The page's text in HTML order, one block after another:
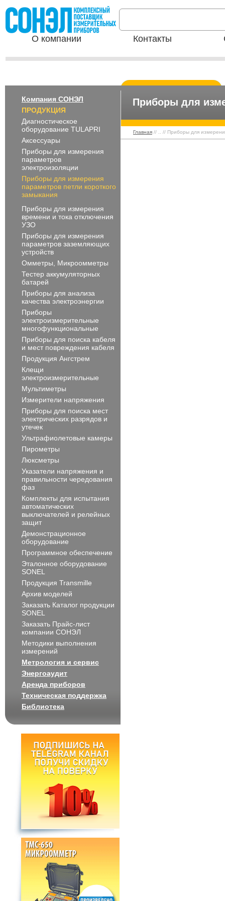
О компании Контакты
Компания СОНЭЛ
ПРОДУКЦИЯ
Диагностическое
оборудование TULAPRI
Аксессуары
Приборы для измерения
параметров
электроизоляции
Приборы для измерения
параметров петли короткого
замыкания
Приборы для измерения
времени и тока отключения
УЗО
Приборы для измерения
параметров заземляющих
устройств
Омметры, Микроомметры
Тестер аккумуляторных
батарей
Приборы для анализа
качества электроэнергии
Приборы
электроизмерительные
многофункциональные
Приборы для поиска кабеля
и мест повреждения кабеля
Продукция Ангстрем
Клещи
электроизмерительные
Мультиметры
Измерители напряжения
Приборы для поиска мест
электрических разрядов и
утечек
Ультрафиолетовые камеры
Пирометры
Люксметры
Указатели напряжения и
правильности чередования
фаз
Комплекты для испытания
автоматических
выключателей и релейных
защит
Демонстрационное
оборудование
Программное обеспечение
Эталонное оборудование
SONEL
Продукция Transmille
Архив моделей
Заказать Каталог продукции
SONEL
Заказать Прайс-лист
компании СОНЭЛ
Методики выполнения
измерений
Метрология и сервис
Энергоаудит
Аренда приборов
Техническая поддержка
Библиотека
Приборы для
Главная // .. // Приборы для